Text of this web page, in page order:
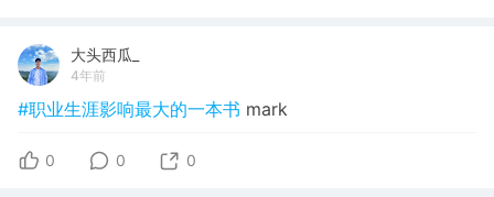
大头西瓜_
4年前
#职业生涯影响最大的一本书 mark
0 0 0